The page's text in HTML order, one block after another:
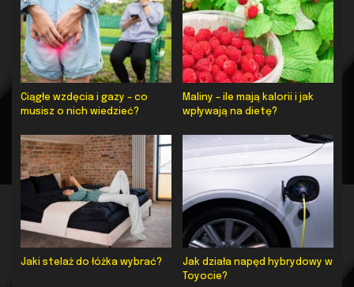
Ciągłe wzdęcia i gazy – co
musisz o nich wiedzieć?
Maliny – ile mają kalorii i jak
wpływają na dietę?
Jaki stelaż do łóżka wybrać?
Jak działa napęd hybrydowy w
Toyocie?